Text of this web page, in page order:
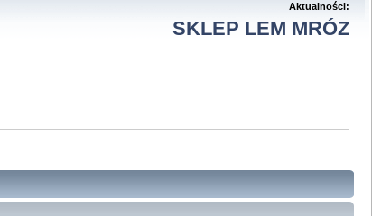
Aktualności:
SKLEP LEM MRÓZ